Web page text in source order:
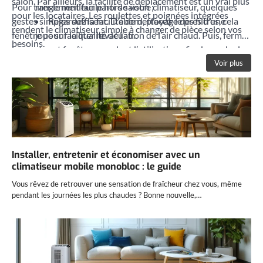
pour les locataires. Les roulettes et poignées intégrées
rendent le climatiseur simple à changer de pièce selon vos
besoins.
rangement facile hors saison ;
Regardez la facilité de nettoyage des filtres, cela
joue sur la qualité de l’air.
Pour tirer le meilleur parti de votre climatiseur, quelques
gestes simples suffisent. D’abord, placez-le près d’une
fenêtre pour faciliter l’évacuation de l’air chaud. Puis, fermez
les portes et fenêtres pendant l’utilisation afin de garder la
fraîcheur. Pensez à nettoyer régulièrement les filtres pour
garantir un air sain et un appareil qui fonctionne au mieux.
De plus, utilisez la fonction minuterie ou programmation
pour éviter de laisser tourner l’appareil inutilement.
Finalement, évitez d’utiliser des appareils électriques
gourmands en chaleur en même temps pour maintenir une
température agréable plus longtemps.
Voir plus
Installer, entretenir et économiser avec un
climatiseur mobile monobloc : le guide
Vous rêvez de retrouver une sensation de fraîcheur chez vous, même
pendant les journées les plus chaudes ? Bonne nouvelle,…